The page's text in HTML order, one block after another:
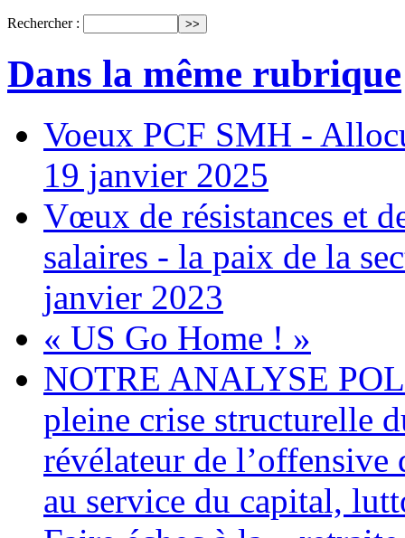
Rechercher :
Dans la même rubrique
Voeux PCF SMH -
19 janvier 2025
Vœux de résistances et
salaires - la paix de la
janvier 2023
« US Go Home ! »
NOTRE ANALYSE
pleine crise structurelle
révélateur de
au service du capital,